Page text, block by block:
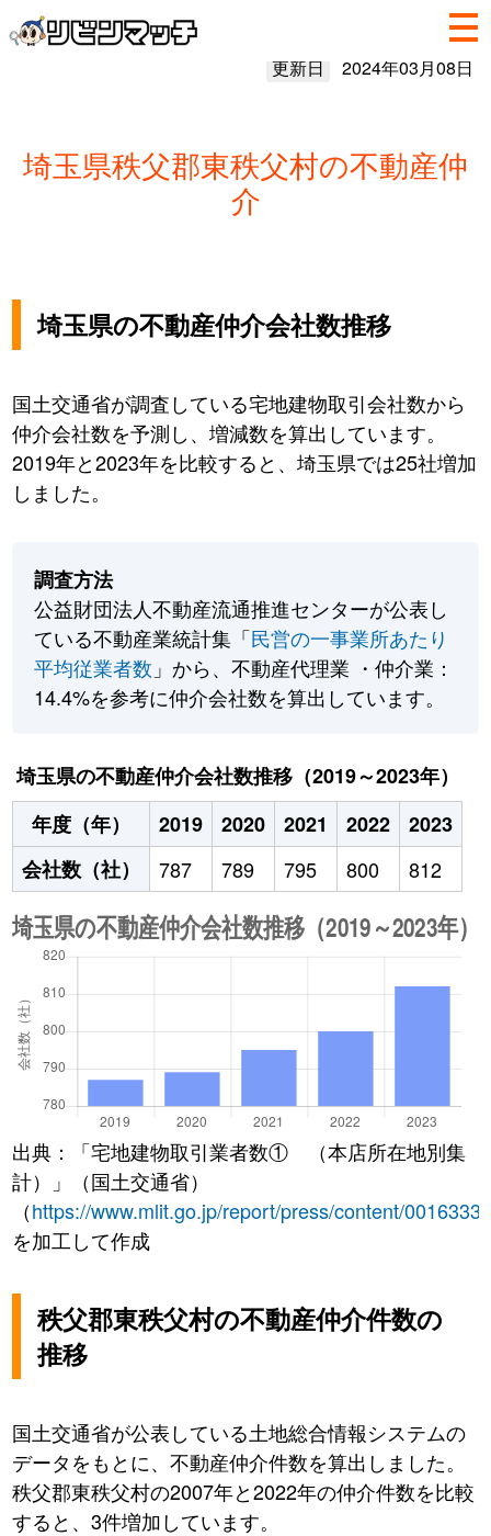
更新日 2024年03月08日
埼玉県秩父郡東秩父村の不動産仲
介
埼玉県の不動産仲介会社数推移
国土交通省が調査している宅地建物取引会社数から
仲介会社数を予測し、増減数を算出しています。
2019年と2023年を比較すると、埼玉県では25社増加
しました。
調査方法
公益財団法人不動産流通推進センターが公表し
ている不動産業統計集「民営の一事業所あたり
平均従業者数 」から、不動産代理業 ・仲介業：
14.4%を参考に仲介会社数を算出しています。
埼玉県の不動産仲介会社数推移（2019～2023年）
年度（年）
2019 2020 2021 2022
2023
会社数（社）
787 789 795 800 812
出典：「宅地建物取引業者数① （本店所在地別集
計）」（国土交通省）
（https://www.mlit.go.jp/report/press/content/
を加工して作成
秩父郡東秩父村の不動産仲介件数の
推移
国土交通省が公表している土地総合情報システムの
データをもとに、不動産仲介件数を算出しました。
秩父郡東秩父村の2007年と2022年の仲介件数を比較
すると、3件増加しています。